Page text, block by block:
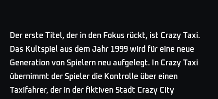
Der erste Titel, der in den Fokus rückt, ist Crazy Taxi.
Das Kultspiel aus dem Jahr 1999 wird für eine neue
Generation von Spielern neu aufgelegt. In Crazy Taxi
übernimmt der Spieler die Kontrolle über einen
Taxifahrer, der in der fiktiven Stadt Crazy City